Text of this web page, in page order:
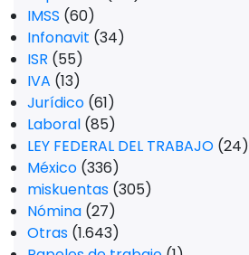
IMSS (60)
Infonavit (34)
ISR (55)
IVA (13)
Jurídico (61)
Laboral (85)
LEY FEDERAL DEL TRABAJO (24)
México (336)
miskuentas (305)
Nómina (27)
Otras (1.643)